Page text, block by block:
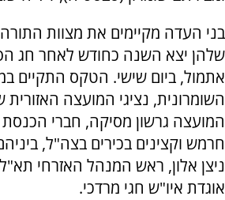
בני העדה מקיימים את מצוות
שלהן יצא השנה כחודש לאחר חג
אתמול, ביום שישי. הטקס התקיים
השומרונית, נציגי המועצה
המועצה גרשון מסיקה, חברי
חרמש וקצינים בכירים בצה"ל,
ניצן אלון, ראש המנהל האזרחי
אוגדת איו"ש חגי מרדכי.